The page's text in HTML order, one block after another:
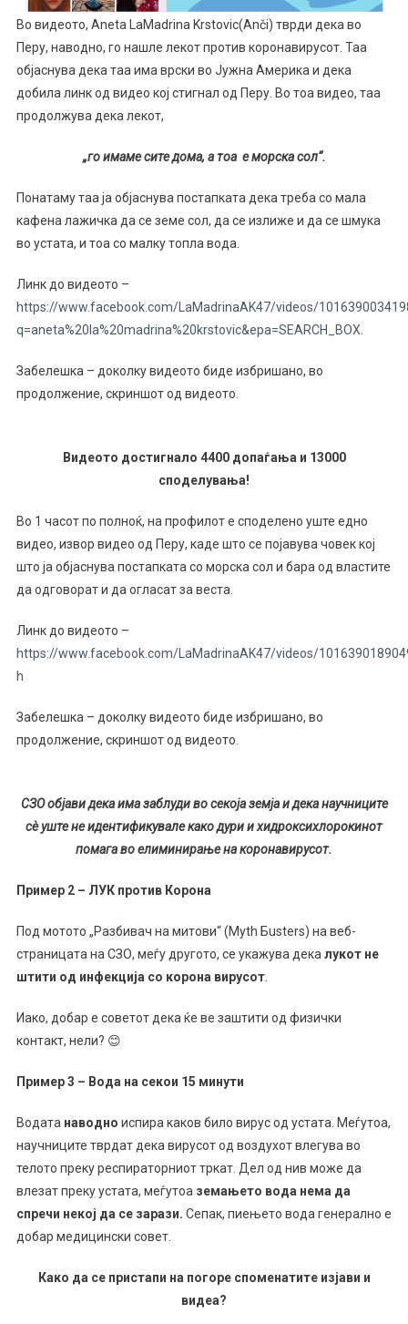
Во видеото, Aneta LaMadrina Krstovic(Anči) тврди дека во
Перу, наводно, го нашле лекот против коронавирусот. Таа
објаснува дека таа има врски во Јужна Америка и дека
добила линк од видео кој стигнал од Перу. Во тоа видео, таа
продолжува дека лекот,
„го имаме сите дома, а тоа е морска сол“.
Понатаму таа ја објаснува постапката дека треба со мала
кафена лажичка да се земе сол, да се излиже и да се шмука
во устата, и тоа со малку топла вода.
Линк до видеото –
https://www.facebook.com/LaMadrinaAK47/videos/
q=aneta%20la%20madrina%20krstovic&epa=SEARCH_BOX
Забелешка – доколку видеото биде избришано, во
продолжение, скриншот од видеото.
Видеото достигнало 4400 допаѓања и 13000
споделувања!
Во 1 часот по полноќ, на профилот е споделено уште едно
видео, извор видео од Перу, каде што се појавува човек кој
што ја објаснува постапката со морска сол и бара од властите
да одговорат и да огласат за веста.
Линк до видеото –
https://www.facebook.com/LaMadrinaAK47/videos/
h
Забелешка – доколку видеото биде избришано, во
продолжение, скриншот од видеото.
СЗО објави дека има заблуди во секоја земја и дека научниците
сè уште не идентификувале како дури и хидроксихлорокинот
помага во елиминирање на коронавирусот.
Пример 2 – ЛУК против Корона
Под мотото „Разбивач на митови“ (Myth Бusters) на веб-
страницата на СЗО, меѓу другото, се укажува дека лукот не
штити од инфекција со корона вирусот.
Иако, добар е советот дека ќе ве заштити од физички
контакт, нели? 😊
Пример 3 – Вода на секои 15 минути
Водата наводно испира каков било вирус од устата. Меѓутоа,
научниците тврдат дека вирусот од воздухот влегува во
телото преку респираторниот тркат. Дел од нив може да
влезат преку устата, меѓутоа земањето вода нема да
спречи некој да се зарази. Сепак, пиењето вода генерално е
добар медицински совет.
Како да се пристапи на погоре споменатите изјави и
видеа?